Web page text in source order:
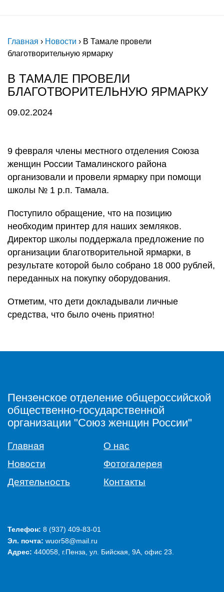
Главная › Новости › В Тамале провели
благотворительную ярмарку
В ТАМАЛЕ ПРОВЕЛИ
БЛАГОТВОРИТЕЛЬНУЮ ЯРМАРКУ
09.02.2024
9 февраля члены местного отделения Союза
женщин России Тамалинского района
организовали и провели ярмарку при помощи
школы № 1 р.п. Тамала.
Поступило обращение, что на позицию
необходим принтер для наших земляков.
Директор школы поддержала предложение по
организации благотворительной ярмарки, в
результате которой было собрано 18 000 рублей,
переданных на покупку оборудования.
Отметим, что дети докладывали личные
средства, что было очень приятно!
Пензенское отделение общероссийской
общественно-государственной
организации "Союз женщин России"
Главная
О нас
Новости
Фотогалерея
Деятельность
Контакты
Телефон: ‭8 (937) 409-83-01‬
Эл. почта: wuor58@mail.ru
Адрес: 440058, г.Пенза, ул. Бийская, 9А, офис 23.